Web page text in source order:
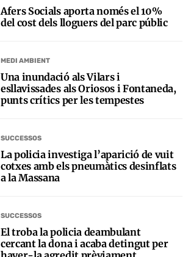
Afers Socials aporta només el 10%
del cost dels lloguers del parc públic
MEDI AMBIENT
Una inundació als Vilars i
esllavissades als Oriosos i Fontaneda,
punts crítics per les tempestes
SUCCESSOS
La policia investiga l’aparició de vuit
cotxes amb els pneumàtics desinflats
a la Massana
SUCCESSOS
El troba la policia deambulant
cercant la dona i acaba detingut per